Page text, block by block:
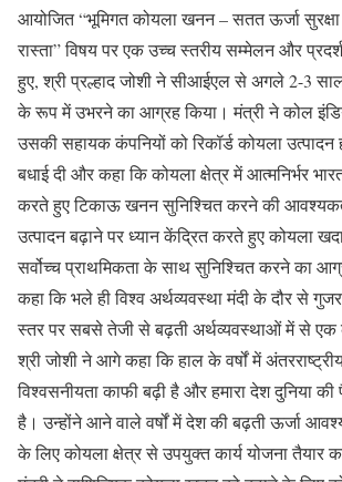
आयोजित “भूमिगत कोयला खनन – सतत ऊर्जा
रास्ता” विषय पर एक उच्च स्तरीय सम्मेलन और
हुए, श्री प्रल्हाद जोशी ने सीआईएल से अगले 2-3
के रूप में उभरने का आग्रह किया। मंत्री ने कोल
उसकी सहायक कंपनियों को रिकॉर्ड कोयला
बधाई दी और कहा कि कोयला क्षेत्र में आत्मनिर्भर
करते हुए टिकाऊ खनन सुनिश्चित करने की
उत्पादन बढ़ाने पर ध्यान केंद्रित करते हुए कोयला
सर्वोच्च प्राथमिकता के साथ सुनिश्चित करने का
कहा कि भले ही विश्व अर्थव्यवस्था मंदी के दौर से गुजर
स्तर पर सबसे तेजी से बढ़ती अर्थव्यवस्थाओं में से
श्री जोशी ने आगे कहा कि हाल के वर्षों में
विश्वसनीयता काफी बढ़ी है और हमारा देश दुनिया
है। उन्होंने आने वाले वर्षों में देश की बढ़ती ऊर्जा
के लिए कोयला क्षेत्र से उपयुक्त कार्य योजना तैयार